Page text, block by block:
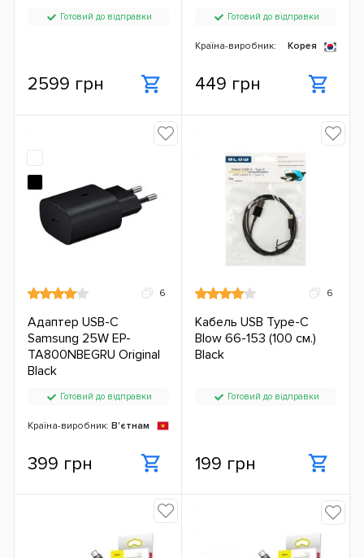
Готовий до відправки
2599 грн
Готовий до відправки
Країна-виробник: Корея
449 грн
6
Адаптер USB-C
Samsung 25W ‎EP-
TA800NBEGRU Original
Black
Готовий до відправки
Країна-виробник: В'єтнам
399 грн
6
Кабель USB Type-C
Blow 66-153 (100 см.)
Black
Готовий до відправки
199 грн